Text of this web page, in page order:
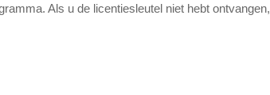
Als u de licentiesleutel niet hebt ontvangen,